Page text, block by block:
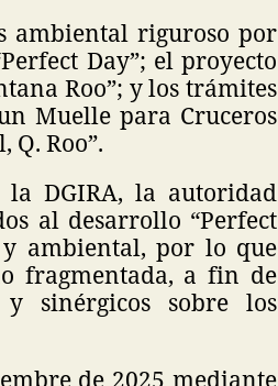
ambiental riguroso por
Day”; el proyecto
Roo”; y los trámites
Muelle para Cruceros
Roo”.
DGIRA, la autoridad
al desarrollo “Perfect
ambiental, por lo que
fragmentada, a fin de
y sinérgicos sobre los
de 2025 mediante